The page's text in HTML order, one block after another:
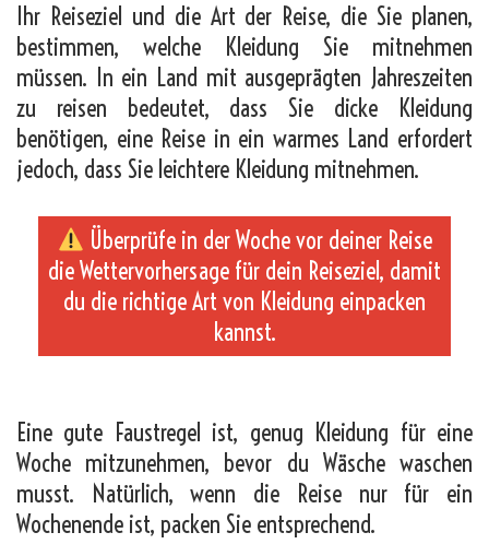
Ihr Reiseziel und die Art der Reise, die Sie planen,
bestimmen, welche Kleidung Sie mitnehmen
müssen. In ein Land mit ausgeprägten Jahreszeiten
zu reisen bedeutet, dass Sie dicke Kleidung
benötigen, eine Reise in ein warmes Land erfordert
jedoch, dass Sie leichtere Kleidung mitnehmen.
Überprüfe in der Woche vor deiner Reise
die Wettervorhersage für dein Reiseziel, damit
du die richtige Art von Kleidung einpacken
kannst.
Eine gute Faustregel ist, genug Kleidung für eine
Woche mitzunehmen, bevor du Wäsche waschen
musst. Natürlich, wenn die Reise nur für ein
Wochenende ist, packen Sie entsprechend.